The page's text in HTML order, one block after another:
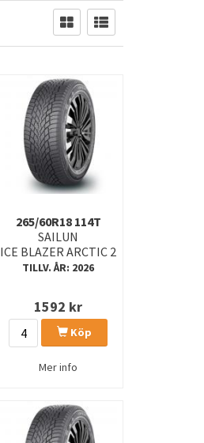
265/60R18 114T
SAILUN
ICE BLAZER ARCTIC 2
TILLV. ÅR: 2026
1592 kr
Köp
Mer info